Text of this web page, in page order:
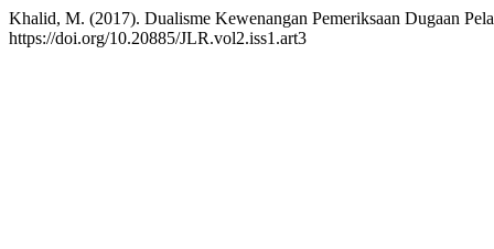
Khalid, M. (2017). Dualisme Kewenangan Pemeriksaan Dugaan
https://doi.org/10.20885/JLR.vol2.iss1.art3